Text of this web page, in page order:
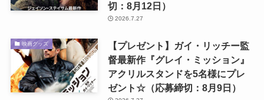
切：8月12日）
2026.7.27
映画グッズ
【プレゼント】ガイ・リッチー監
督最新作『グレイ・ミッション』
アクリルスタンドを5名様にプレ
ゼント☆（応募締切：8月9日）